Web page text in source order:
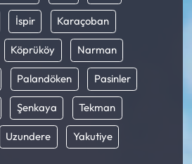
İspir Karaçoban
Köprüköy Narman
Palandöken Pasinler
Şenkaya Tekman
Uzundere Yakutiye